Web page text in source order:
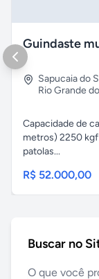
Sapucaia do
Rio Grande
Capacidade de
metros) 2250
patolas...
R$ 52.000,00
Buscar no